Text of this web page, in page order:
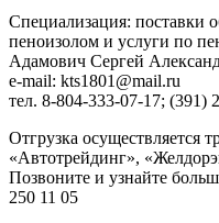
Специализация: поставки
пеноизолом и услуги по
Адамович Сергей
e-mail: kts1801@mail.ru
тел. 8-804-333-07-17; (391)
Отгрузка осуществляется
«Автотрейдинг»,
Позвоните и узнайте
250 11 05